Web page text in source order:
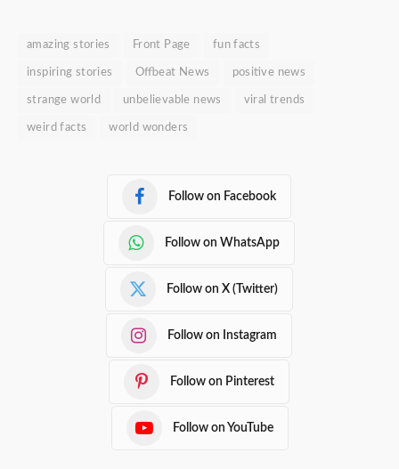
amazing stories Front Page fun facts
inspiring stories Offbeat News positive news
strange world unbelievable news viral trends
weird facts world wonders
Follow on Facebook
Follow on WhatsApp
Follow on X (Twitter)
Follow on Instagram
Follow on Pinterest
Follow on YouTube